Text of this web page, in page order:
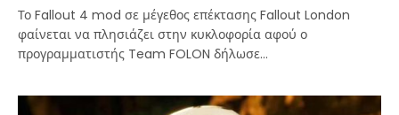
Το Fallout 4 mod σε μέγεθος επέκτασης Fallout London
φαίνεται να πλησιάζει στην κυκλοφορία αφού ο
προγραμματιστής Team FOLON δήλωσε…